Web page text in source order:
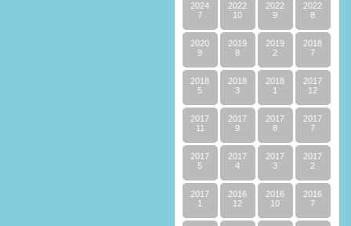
2024
7
2022
10
2022
9
2022
8
2020
9
2019
8
2019
2
2018
7
2018
5
2018
3
2018
1
2017
12
2017
11
2017
9
2017
8
2017
7
2017
5
2017
4
2017
3
2017
2
2017
1
2016
12
2016
10
2016
7